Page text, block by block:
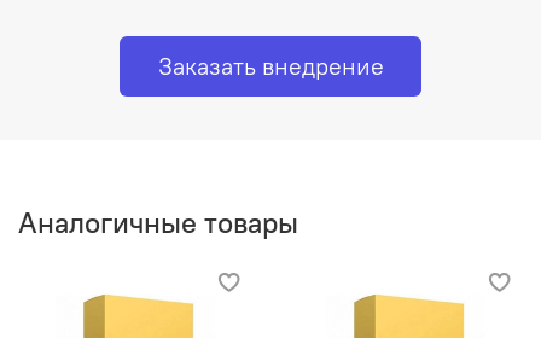
Заказать внедрение
Аналогичные товары